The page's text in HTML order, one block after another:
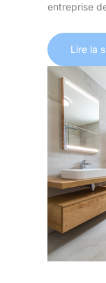
entreprise
Lire la